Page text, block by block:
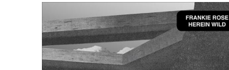
navegação